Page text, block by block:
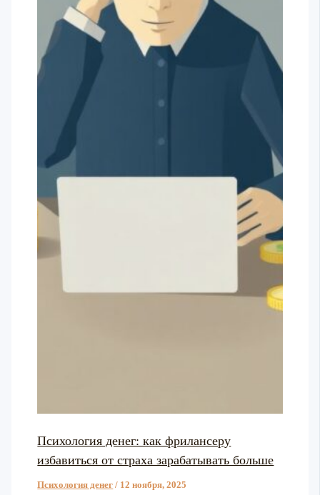
Психология денег: как фрилансеру
избавиться от страха зарабатывать больше
Психология денег / 12 ноября, 2025